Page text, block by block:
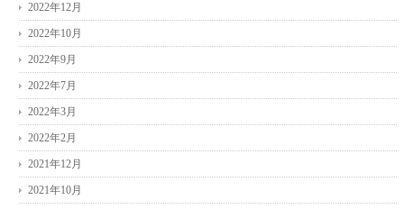
2022年12月
2022年10月
2022年9月
2022年7月
2022年3月
2022年2月
2021年12月
2021年10月